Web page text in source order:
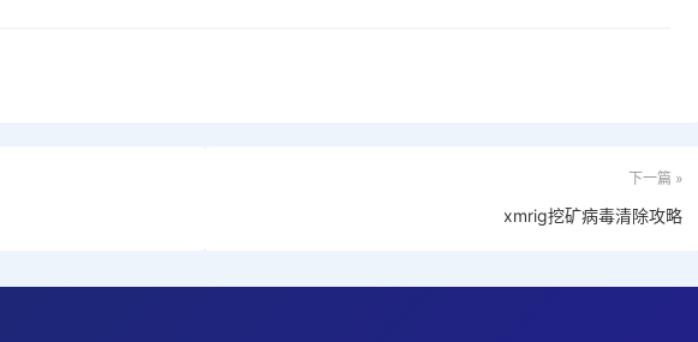
下一篇 »
xmrig挖矿病毒清除攻略